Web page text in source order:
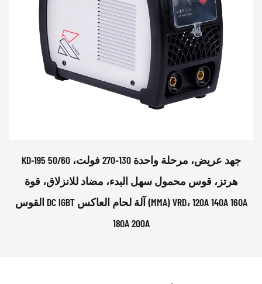
KD-195 جهد عريض، مرحلة واحدة 130-270 فولت، 50/60
هرتز، قوس محمول سهل البدء، مضاد للانزلاق، قوة
القوس DC IGBT آلة لحام العاكس (MMA) VRD، 120A 140A 160A
180A 200A